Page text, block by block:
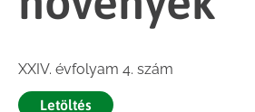
XXIV. évfolyam 4. szám
Letöltés